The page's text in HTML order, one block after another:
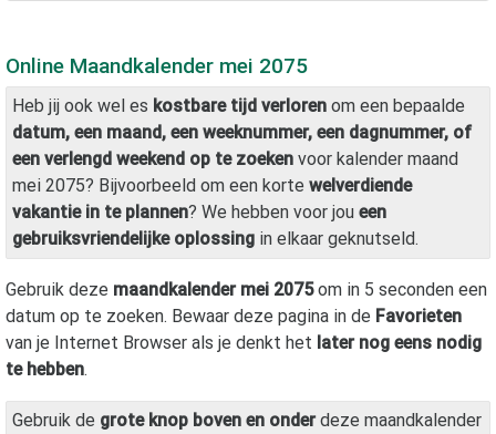
Online Maandkalender mei 2075
Heb jij ook wel es kostbare tijd verloren om een bepaalde
datum, een maand, een weeknummer, een dagnummer, of
een verlengd weekend op te zoeken voor kalender maand
mei 2075? Bijvoorbeeld om een korte welverdiende
vakantie in te plannen? We hebben voor jou een
gebruiksvriendelijke oplossing in elkaar geknutseld.
Gebruik deze maandkalender mei 2075om in 5 seconden een
datum op te zoeken. Bewaar deze pagina in de Favorieten
van je Internet Browser als je denkt het later nog eens nodig
te hebben.
Gebruik de grote knop boven en onderdeze maandkalender